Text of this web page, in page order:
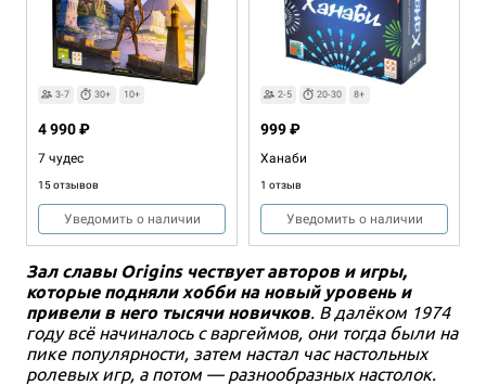
3-7 30+ 10+
7 чудес
15 отзывов
4 990 ₽
Уведомить о наличии
2-5 20-30 8+
Ханаби
1 отзыв
999 ₽
Уведомить о наличии
Зал славы Origins чествует авторов и игры,
которые подняли хобби на новый уровень и
привели в него тысячи новичков . В далёком 1974
году всё начиналось с варгеймов, они тогда были на
пике популярности, затем настал час настольных
ролевых игр, а потом — разнообразных настолок.